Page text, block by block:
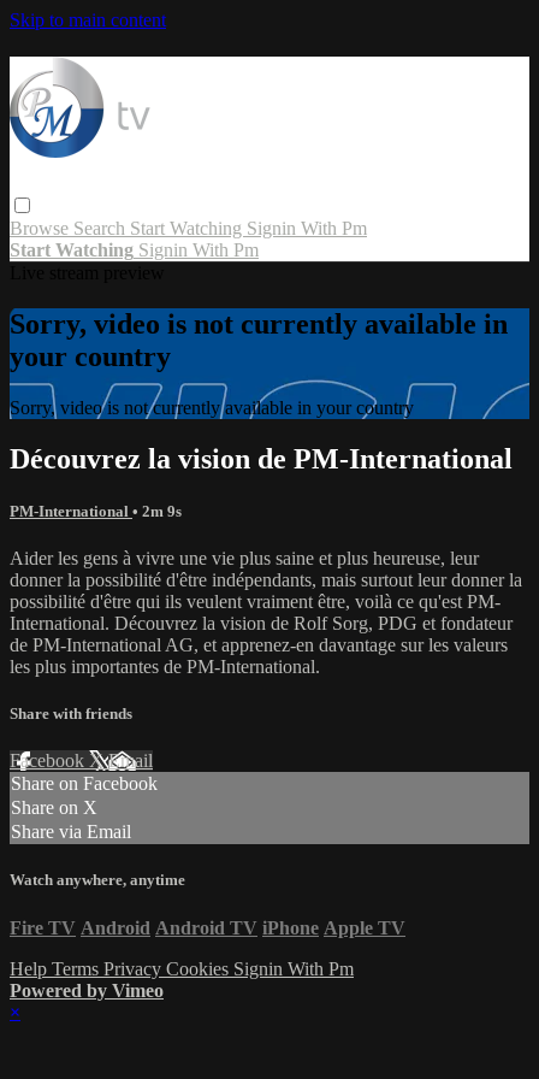
Skip to main content
Browse Search Start Watching Signin With Pm
Start Watching Signin With Pm
Sorry, video is not currently available in
your country
Sorry, video is not currently available in your country
Découvrez la vision de PM-International
PM-International • 2m 9s
Aider les gens à vivre une vie plus saine et plus heureuse, leur
donner la possibilité d'être indépendants, mais surtout leur donner la
possibilité d'être qui ils veulent vraiment être, voilà ce qu'est PM-
International. Découvrez la vision de Rolf Sorg, PDG et fondateur
de PM-International AG, et apprenez-en davantage sur les valeurs
les plus importantes de PM-International.
Share with friends
Facebook XEmail
Share on Facebook
Share on X
Share via Email
Watch anywhere, anytime
Fire TV Android Android TV iPhone Apple TV
Help Terms Privacy Cookies Signin With Pm
Powered by Vimeo
×